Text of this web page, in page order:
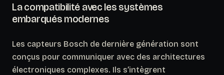
La compatibilité avec les systèmes
embarqués modernes
Les capteurs Bosch de dernière génération sont
conçus pour communiquer avec des architectures
électroniques complexes. Ils s’intègrent